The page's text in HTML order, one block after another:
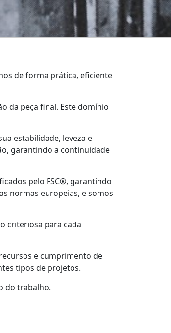
de forma prática, eficiente
da peça final. Este domínio
estabilidade, leveza e
garantindo a continuidade
pelo FSC®, garantindo
normas europeias, e somos
criteriosa para cada
e cumprimento de
tipos de projetos.
do trabalho.